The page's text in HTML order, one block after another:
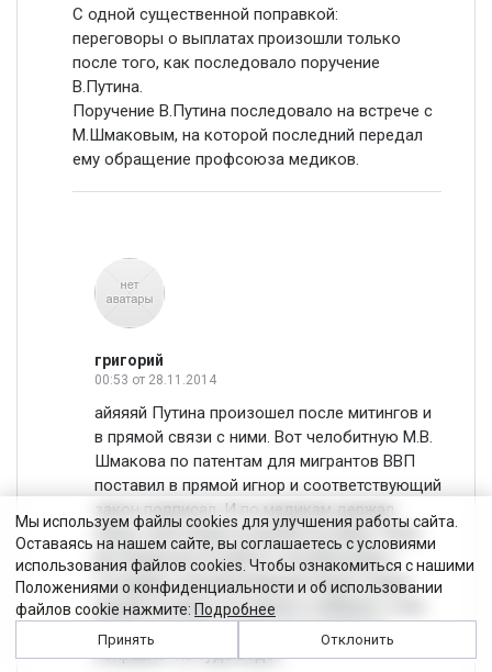
С одной существенной поправкой:
переговоры о выплатах произошли только
после того, как последовало поручение
В.Путина.
Поручение В.Путина последовало на встрече с
М.Шмаковым, на которой последний передал
ему обращение профсоюза медиков.
григорий
00:53 от 28.11.2014
айяяяй Путина произошел после митингов и
в прямой связи с ними. Вот челобитную М.В.
Шмакова по патентам для мигрантов ВВП
поставил в прямой игнор и соответствующий
закон подписал. И по медикам держал
паузу, пока люди не вышли на улицу. Пока
мы будем вести работу челобитными к
Государю, альтернативщики будут наших
людей тусовать на улицах и набирать очки.
Кудата нас Ваша "одна существенная
поправка" не туда ведет.
Мы используем файлы cookies для улучшения работы сайта.
Оставаясь на нашем сайте, вы соглашаетесь с условиями
использования файлов cookies. Чтобы ознакомиться с нашими
Положениями о конфиденциальности и об использовании
файлов cookie нажмите: Подробнее
Принять Отклонить